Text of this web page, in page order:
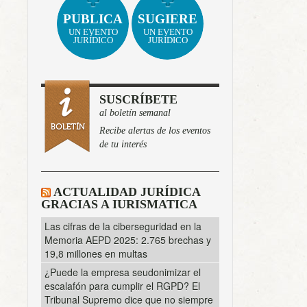
PUBLICA
UN EVENTO
JURÍDICO
SUGIERE
UN EVENTO
JURÍDICO
SUSCRÍBETE
al boletín semanal
Recibe alertas de los eventos
de tu interés
ACTUALIDAD JURÍDICA
GRACIAS A IURISMATICA
Las cifras de la ciberseguridad en la
Memoria AEPD 2025: 2.765 brechas y
19,8 millones en multas
¿Puede la empresa seudonimizar el
escalafón para cumplir el RGPD? El
Tribunal Supremo dice que no siempre